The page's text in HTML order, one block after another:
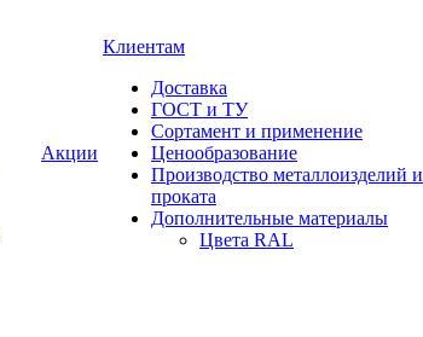
Акции
Клиентам
Доставка
ГОСТ и ТУ
Сортамент и применение
Ценообразование
Производство металлоизделий и
проката
Дополнительные материалы
Цвета RAL